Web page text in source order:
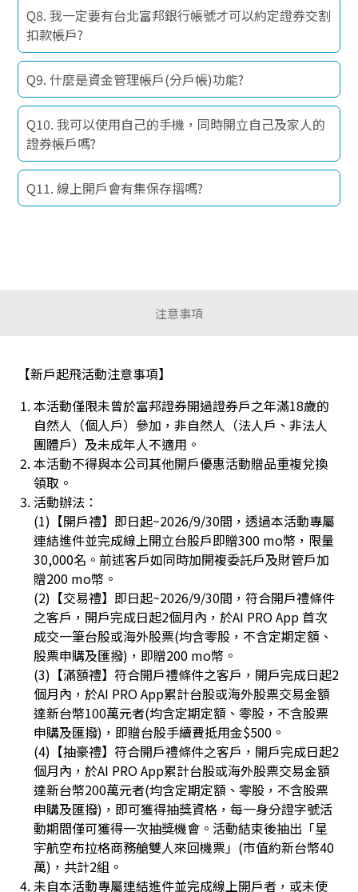
Q8. 我一定要有台北富邦銀行帳號才可以約定證券交割
扣款帳戶?
Q9. 什麼是資金管理帳戶(分戶帳)功能?
Q10. 我可以使用自己的手機，同時開立自己及家人的
證券帳戶嗎?
Q11. 線上開戶會有集保存摺嗎?
注意事項
【新戶起飛活動注意事項】
本活動僅限未曾於富邦證券開過證券戶之年滿18歲的
自然人（個人戶）參加，非自然人（法人戶、非法人
團體戶）及未成年人不適用。
本活動不得與本公司其他開戶優惠活動贈品重複兌換
領取。
活動辦法：
(1)【開戶禮】即日起~2026/9/30間，透過本活動專屬
連結進件並完成線上開立台股戶即贈300 mo幣，限量
30,000名。前述客戶如同時加開複委託戶及財管戶加
贈200 mo幣。
(2)【交易禮】即日起~2026/9/30間，符合開戶禮條件
之客戶，開戶完成日起2個月內，於AI PRO App 首次
成交一筆台股或海外股票(均含零股，不含定期定額、
股票申購及匯撥)，即贈200 mo幣。
(3)【滿額禮】符合開戶禮條件之客戶，開戶完成日起2
個月內，於AI PRO App累計台股或海外股票交易金額
達新台幣100萬元者(均含定期定額、零股，不含股票
申購及匯撥)，即贈台股手續費抵用金$500。
(4)【抽豪禮】符合開戶禮條件之客戶，開戶完成日起2
個月內，於AI PRO App累計台股或海外股票交易金額
達新台幣200萬元者(均含定期定額、零股，不含股票
申購及匯撥)，即可獲得抽獎資格，每一身分證字號活
動期間僅可獲得一次抽獎機會。活動結束後抽出「星
宇航空布拉格商務艙雙人來回機票」(市值約新台幣40
萬)，共計2組。
未自本活動專屬連結進件並完成線上開戶者，或未使